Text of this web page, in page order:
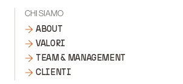
CHI SIAMO
ABOUT
VALORI
TEAM & MANAGEMENT
CLIENTI